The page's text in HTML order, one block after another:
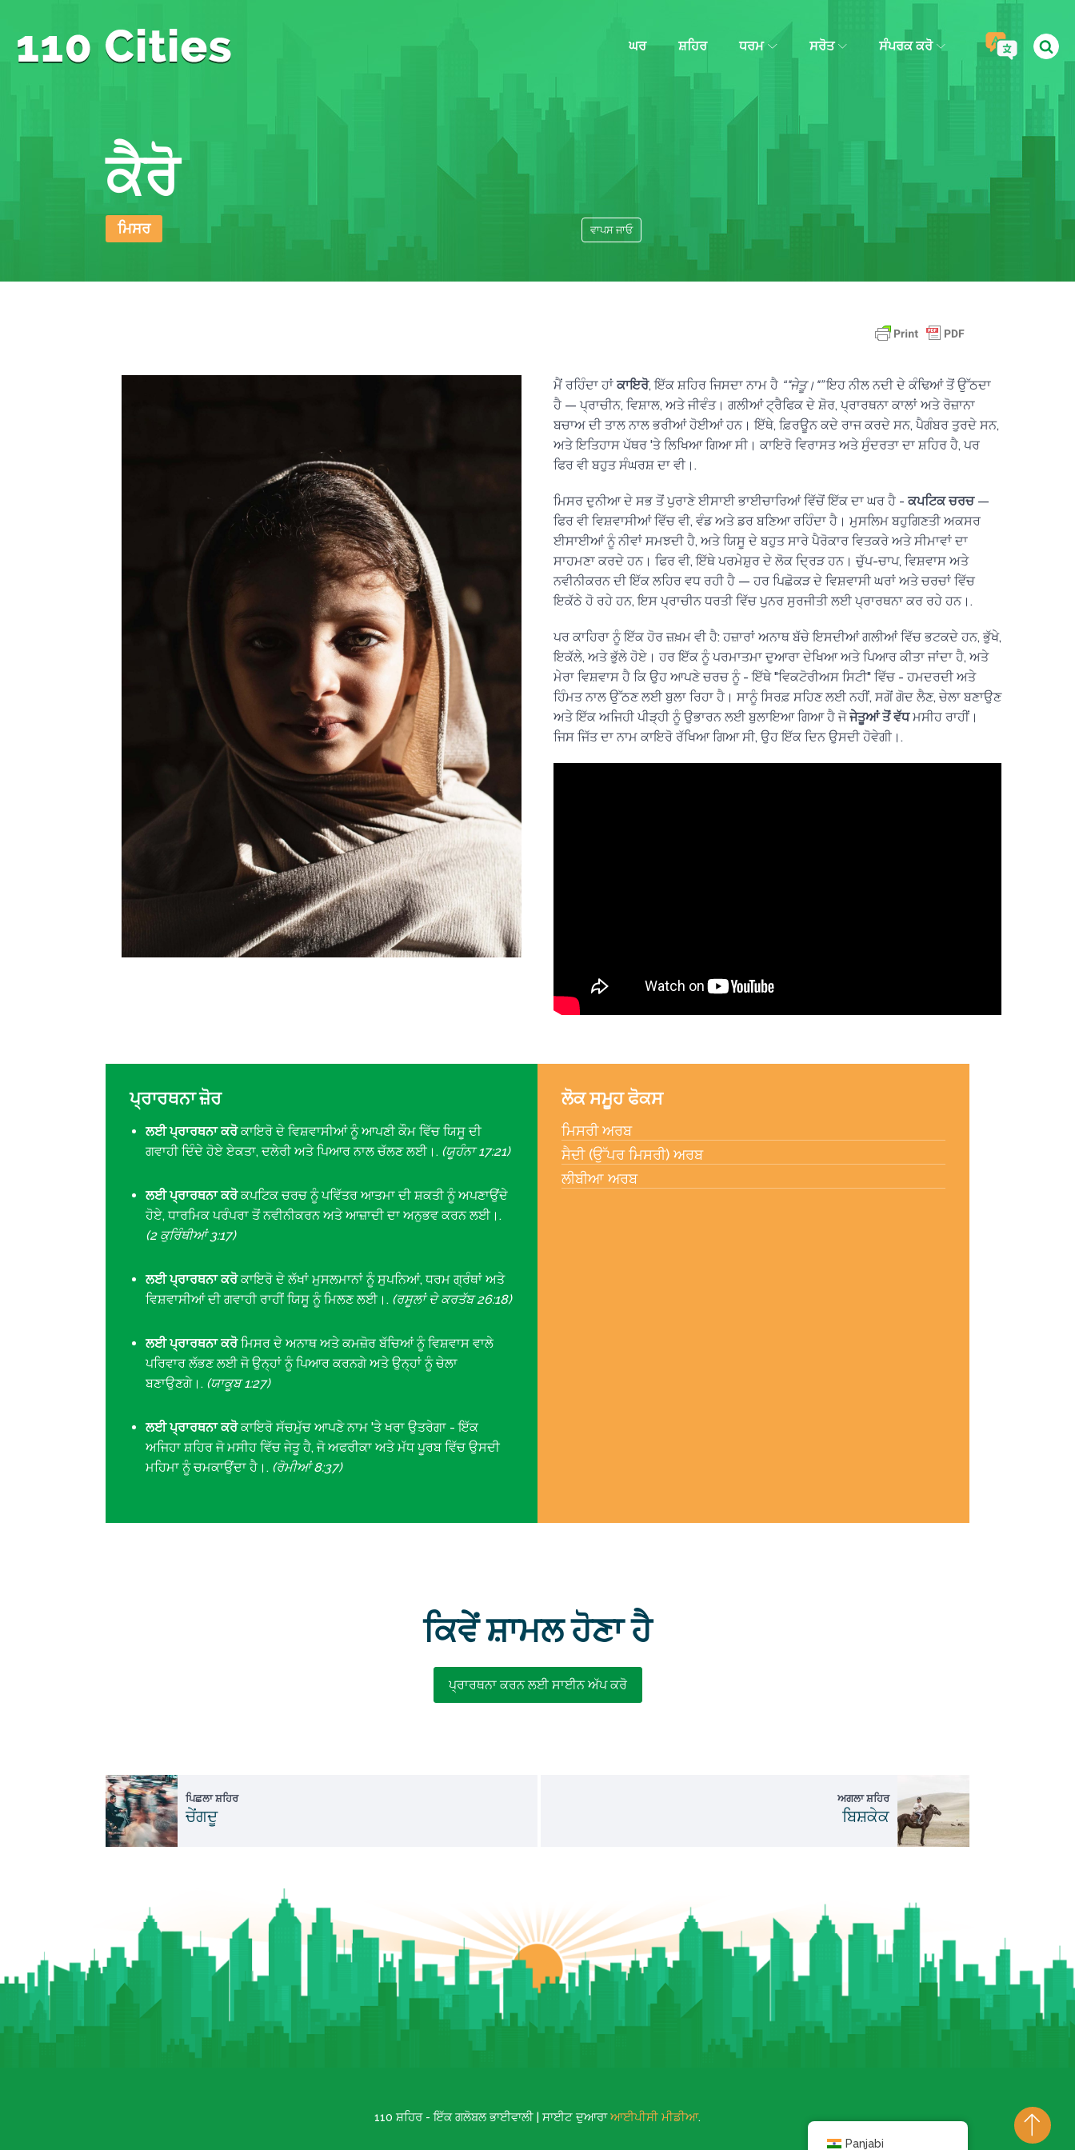
ਘਰ ਸ਼ਹਿਰ ਧਰਮ ਸਰੋਤ ਸੰਪਰਕ ਕਰੋ
ਕੈਰੋ
ਮਿਸਰ ਵਾਪਸ ਜਾਓ
ਮੈਂ ਰਹਿੰਦਾ ਹਾਂ ਕਾਇਰੋ, ਇੱਕ ਸ਼ਹਿਰ ਜਿਸਦਾ ਨਾਮ ਹੈ “"ਜੇਤੂ।"”ਇਹ ਨੀਲ ਨਦੀ ਦੇ ਕੰਢਿਆਂ ਤੋਂ ਉੱਠਦਾ
ਹੈ — ਪ੍ਰਾਚੀਨ, ਵਿਸ਼ਾਲ, ਅਤੇ ਜੀਵੰਤ। ਗਲੀਆਂ ਟ੍ਰੈਫਿਕ ਦੇ ਸ਼ੋਰ, ਪ੍ਰਾਰਥਨਾ ਕਾਲਾਂ ਅਤੇ ਰੋਜ਼ਾਨਾ
ਬਚਾਅ ਦੀ ਤਾਲ ਨਾਲ ਭਰੀਆਂ ਹੋਈਆਂ ਹਨ। ਇੱਥੇ, ਫ਼ਿਰਊਨ ਕਦੇ ਰਾਜ ਕਰਦੇ ਸਨ, ਪੈਗੰਬਰ ਤੁਰਦੇ ਸਨ,
ਅਤੇ ਇਤਿਹਾਸ ਪੱਥਰ 'ਤੇ ਲਿਖਿਆ ਗਿਆ ਸੀ। ਕਾਇਰੋ ਵਿਰਾਸਤ ਅਤੇ ਸੁੰਦਰਤਾ ਦਾ ਸ਼ਹਿਰ ਹੈ, ਪਰ
ਫਿਰ ਵੀ ਬਹੁਤ ਸੰਘਰਸ਼ ਦਾ ਵੀ।.
ਮਿਸਰ ਦੁਨੀਆ ਦੇ ਸਭ ਤੋਂ ਪੁਰਾਣੇ ਈਸਾਈ ਭਾਈਚਾਰਿਆਂ ਵਿੱਚੋਂ ਇੱਕ ਦਾ ਘਰ ਹੈ - ਕਪਟਿਕ ਚਰਚ—
ਫਿਰ ਵੀ ਵਿਸ਼ਵਾਸੀਆਂ ਵਿੱਚ ਵੀ, ਵੰਡ ਅਤੇ ਡਰ ਬਣਿਆ ਰਹਿੰਦਾ ਹੈ। ਮੁਸਲਿਮ ਬਹੁਗਿਣਤੀ ਅਕਸਰ
ਈਸਾਈਆਂ ਨੂੰ ਨੀਵਾਂ ਸਮਝਦੀ ਹੈ, ਅਤੇ ਯਿਸੂ ਦੇ ਬਹੁਤ ਸਾਰੇ ਪੈਰੋਕਾਰ ਵਿਤਕਰੇ ਅਤੇ ਸੀਮਾਵਾਂ ਦਾ
ਸਾਹਮਣਾ ਕਰਦੇ ਹਨ। ਫਿਰ ਵੀ, ਇੱਥੇ ਪਰਮੇਸ਼ੁਰ ਦੇ ਲੋਕ ਦ੍ਰਿੜ ਹਨ। ਚੁੱਪ-ਚਾਪ, ਵਿਸ਼ਵਾਸ ਅਤੇ
ਨਵੀਨੀਕਰਨ ਦੀ ਇੱਕ ਲਹਿਰ ਵਧ ਰਹੀ ਹੈ — ਹਰ ਪਿਛੋਕੜ ਦੇ ਵਿਸ਼ਵਾਸੀ ਘਰਾਂ ਅਤੇ ਚਰਚਾਂ ਵਿੱਚ
ਇਕੱਠੇ ਹੋ ਰਹੇ ਹਨ, ਇਸ ਪ੍ਰਾਚੀਨ ਧਰਤੀ ਵਿੱਚ ਪੁਨਰ ਸੁਰਜੀਤੀ ਲਈ ਪ੍ਰਾਰਥਨਾ ਕਰ ਰਹੇ ਹਨ।.
ਪਰ ਕਾਹਿਰਾ ਨੂੰ ਇੱਕ ਹੋਰ ਜ਼ਖ਼ਮ ਵੀ ਹੈ: ਹਜ਼ਾਰਾਂ ਅਨਾਥ ਬੱਚੇ ਇਸਦੀਆਂ ਗਲੀਆਂ ਵਿੱਚ ਭਟਕਦੇ ਹਨ, ਭੁੱਖੇ,
ਇਕੱਲੇ, ਅਤੇ ਭੁੱਲੇ ਹੋਏ। ਹਰ ਇੱਕ ਨੂੰ ਪਰਮਾਤਮਾ ਦੁਆਰਾ ਦੇਖਿਆ ਅਤੇ ਪਿਆਰ ਕੀਤਾ ਜਾਂਦਾ ਹੈ, ਅਤੇ
ਮੇਰਾ ਵਿਸ਼ਵਾਸ ਹੈ ਕਿ ਉਹ ਆਪਣੇ ਚਰਚ ਨੂੰ - ਇੱਥੇ "ਵਿਕਟੋਰੀਅਸ ਸਿਟੀ" ਵਿੱਚ - ਹਮਦਰਦੀ ਅਤੇ
ਹਿੰਮਤ ਨਾਲ ਉੱਠਣ ਲਈ ਬੁਲਾ ਰਿਹਾ ਹੈ। ਸਾਨੂੰ ਸਿਰਫ਼ ਸਹਿਣ ਲਈ ਨਹੀਂ, ਸਗੋਂ ਗੋਦ ਲੈਣ, ਚੇਲਾ ਬਣਾਉਣ
ਅਤੇ ਇੱਕ ਅਜਿਹੀ ਪੀੜ੍ਹੀ ਨੂੰ ਉਭਾਰਨ ਲਈ ਬੁਲਾਇਆ ਗਿਆ ਹੈ ਜੋਜੇਤੂਆਂ ਤੋਂ ਵੱਧਮਸੀਹ ਰਾਹੀਂ।
ਜਿਸ ਜਿੱਤ ਦਾ ਨਾਮ ਕਾਇਰੋ ਰੱਖਿਆ ਗਿਆ ਸੀ, ਉਹ ਇੱਕ ਦਿਨ ਉਸਦੀ ਹੋਵੇਗੀ।.
ਪ੍ਰਾਰਥਨਾ ਜ਼ੋਰ
ਲਈ ਪ੍ਰਾਰਥਨਾ ਕਰੋਕਾਇਰੋ ਦੇ ਵਿਸ਼ਵਾਸੀਆਂ ਨੂੰ ਆਪਣੀ ਕੌਮ ਵਿੱਚ ਯਿਸੂ ਦੀ
ਗਵਾਹੀ ਦਿੰਦੇ ਹੋਏ ਏਕਤਾ, ਦਲੇਰੀ ਅਤੇ ਪਿਆਰ ਨਾਲ ਚੱਲਣ ਲਈ।. (ਯੂਹੰਨਾ 17:21)
ਲਈ ਪ੍ਰਾਰਥਨਾ ਕਰੋਕਪਟਿਕ ਚਰਚ ਨੂੰ ਪਵਿੱਤਰ ਆਤਮਾ ਦੀ ਸ਼ਕਤੀ ਨੂੰ ਅਪਣਾਉਂਦੇ
ਹੋਏ, ਧਾਰਮਿਕ ਪਰੰਪਰਾ ਤੋਂ ਨਵੀਨੀਕਰਨ ਅਤੇ ਆਜ਼ਾਦੀ ਦਾ ਅਨੁਭਵ ਕਰਨ ਲਈ।.
(2 ਕੁਰਿੰਥੀਆਂ 3:17)
ਲਈ ਪ੍ਰਾਰਥਨਾ ਕਰੋਕਾਇਰੋ ਦੇ ਲੱਖਾਂ ਮੁਸਲਮਾਨਾਂ ਨੂੰ ਸੁਪਨਿਆਂ, ਧਰਮ ਗ੍ਰੰਥਾਂ ਅਤੇ
ਵਿਸ਼ਵਾਸੀਆਂ ਦੀ ਗਵਾਹੀ ਰਾਹੀਂ ਯਿਸੂ ਨੂੰ ਮਿਲਣ ਲਈ।. (ਰਸੂਲਾਂ ਦੇ ਕਰਤੱਬ 26:18)
ਲਈ ਪ੍ਰਾਰਥਨਾ ਕਰੋਮਿਸਰ ਦੇ ਅਨਾਥ ਅਤੇ ਕਮਜ਼ੋਰ ਬੱਚਿਆਂ ਨੂੰ ਵਿਸ਼ਵਾਸ ਵਾਲੇ
ਪਰਿਵਾਰ ਲੱਭਣ ਲਈ ਜੋ ਉਨ੍ਹਾਂ ਨੂੰ ਪਿਆਰ ਕਰਨਗੇ ਅਤੇ ਉਨ੍ਹਾਂ ਨੂੰ ਚੇਲਾ
ਬਣਾਉਣਗੇ।. (ਯਾਕੂਬ 1:27)
ਲਈ ਪ੍ਰਾਰਥਨਾ ਕਰੋਕਾਇਰੋ ਸੱਚਮੁੱਚ ਆਪਣੇ ਨਾਮ 'ਤੇ ਖਰਾ ਉਤਰੇਗਾ - ਇੱਕ
ਅਜਿਹਾ ਸ਼ਹਿਰ ਜੋ ਮਸੀਹ ਵਿੱਚ ਜੇਤੂ ਹੈ, ਜੋ ਅਫਰੀਕਾ ਅਤੇ ਮੱਧ ਪੂਰਬ ਵਿੱਚ ਉਸਦੀ
ਮਹਿਮਾ ਨੂੰ ਚਮਕਾਉਂਦਾ ਹੈ।. (ਰੋਮੀਆਂ 8:37)
ਲੋਕ ਸਮੂਹ ਫੋਕਸ
ਮਿਸਰੀ ਅਰਬ
ਸੈਦੀ (ਉੱਪਰ ਮਿਸਰੀ) ਅਰਬ
ਲੀਬੀਆ ਅਰਬ
ਕਿਵੇਂ ਸ਼ਾਮਲ ਹੋਣਾ ਹੈ
ਪ੍ਰਾਰਥਨਾ ਕਰਨ ਲਈ ਸਾਈਨ ਅੱਪ ਕਰੋ
ਪਿਛਲਾ ਸ਼ਹਿਰ
ਚੇਂਗਦੂ
ਅਗਲਾ ਸ਼ਹਿਰ
ਬਿਸ਼ਕੇਕ
110 ਸ਼ਹਿਰ - ਇੱਕ ਗਲੋਬਲ ਭਾਈਵਾਲੀ | ਸਾਈਟ ਦੁਆਰਾਆਈਪੀਸੀ ਮੀਡੀਆ.
Panjabi